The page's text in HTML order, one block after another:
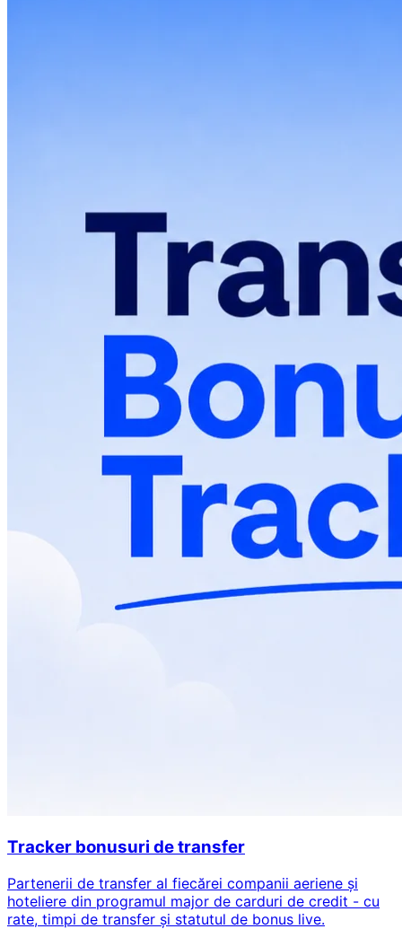
Tracker bonusuri de transfer
Partenerii de transfer al fiecărei companii aeriene și
hoteliere din programul major de carduri de credit - cu
rate, timpi de transfer și statutul de bonus live.